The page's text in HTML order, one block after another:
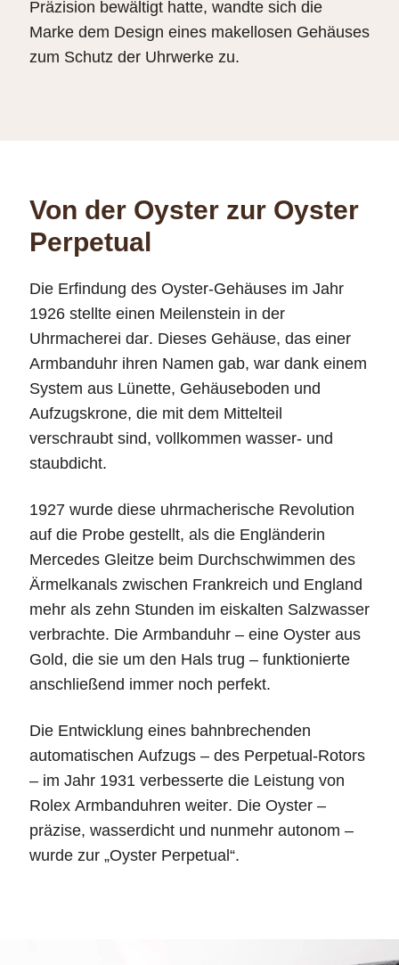
Präzision bewältigt hatte, wandte sich die
Marke dem Design eines makellosen Gehäuses
zum Schutz der Uhrwerke zu.
Von der Oyster zur Oyster
Perpetual
Die Erfindung des Oyster-Gehäuses im Jahr
1926 stellte einen Meilenstein in der
Uhrmacherei dar. Dieses Gehäuse, das einer
Armbanduhr ihren Namen gab, war dank einem
System aus Lünette, Gehäuseboden und
Aufzugskrone, die mit dem Mittelteil
verschraubt sind, vollkommen wasser- und
staubdicht.
1927 wurde diese uhrmacherische Revolution
auf die Probe gestellt, als die Engländerin
Mercedes Gleitze beim Durchschwimmen des
Ärmelkanals zwischen Frankreich und England
mehr als zehn Stunden im eiskalten Salzwasser
verbrachte. Die Armbanduhr – eine Oyster aus
Gold, die sie um den Hals trug – funktionierte
anschließend immer noch perfekt.
Die Entwicklung eines bahnbrechenden
automatischen Aufzugs – des Perpetual-Rotors
– im Jahr 1931 verbesserte die Leistung von
Rolex Armbanduhren weiter. Die Oyster –
präzise, wasserdicht und nunmehr autonom –
wurde zur „Oyster Perpetual“.